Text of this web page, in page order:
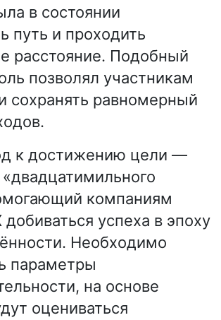
в состоянии
путь и проходить
расстояние. Подобный
позволял участникам
сохранять равномерный
к достижению цели —
компаниям
добиваться успеха в эпоху
Необходимо
параметры
на основе
оцениваться